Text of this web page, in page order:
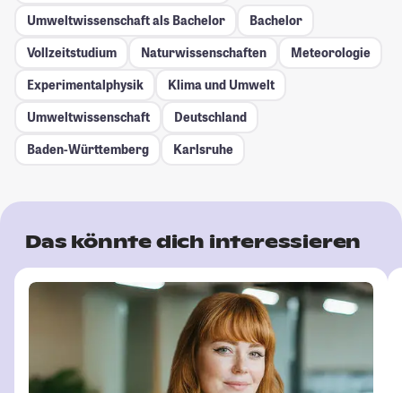
Umweltwissenschaft als Bachelor
Bachelor
Vollzeitstudium
Naturwissenschaften
Meteorologie
Experimentalphysik
Klima und Umwelt
Umweltwissenschaft
Deutschland
Baden-Württemberg
Karlsruhe
Das könnte dich interessieren